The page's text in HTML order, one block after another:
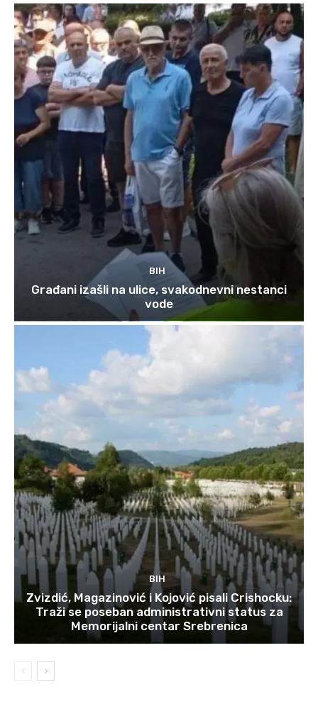
BIH
Građani izašli na ulice, svakodnevni nestanci
vode
BIH
Zvizdić, Magazinović i Kojović pisali Crishocku:
Traži se poseban administrativni status za
Memorijalni centar Srebrenica